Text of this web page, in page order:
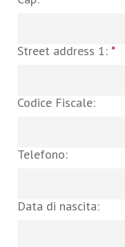
Street address 1: *
Codice Fiscale:
Telefono:
Data di nascita: